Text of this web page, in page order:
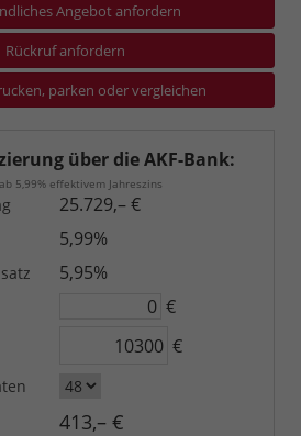
Angebot anfordern
Rückruf anfordern
parken oder vergleichen
über die AKF-Bank:
5,99% effektivem Jahreszins
25.729,– €
5,99%
5,95%
€
€
413,– €